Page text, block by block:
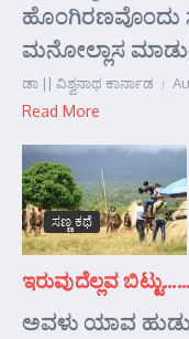
ಹೊಂಗಿರಣವೊಂದು
ಮನೋಲ್ಲಾಸ
ಡಾ || ವಿಶ್ವನಾಥ ಕಾರ್ನಾಡ
Read More
ಸಣ್ಣ ಕಥೆ
ಇರುವುದೆಲ್ಲವ
ಅವಳು ಯಾವ